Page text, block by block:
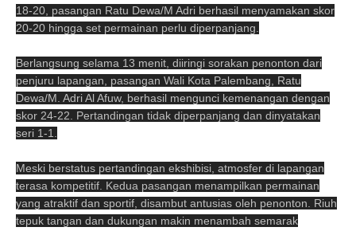
18-20, pasangan Ratu Dewa/M Adri berhasil menyamakan skor
20-20 hingga set permainan perlu diperpanjang.
Berlangsung selama 13 menit, diiringi sorakan penonton dari
penjuru lapangan, pasangan Wali Kota Palembang, Ratu
Dewa/M. Adri Al Afuw, berhasil mengunci kemenangan dengan
skor 24-22. Pertandingan tidak diperpanjang dan dinyatakan
seri 1-1.
Meski berstatus pertandingan ekshibisi, atmosfer di lapangan
terasa kompetitif. Kedua pasangan menampilkan permainan
yang atraktif dan sportif, disambut antusias oleh penonton. Riuh
tepuk tangan dan dukungan makin menambah semarak